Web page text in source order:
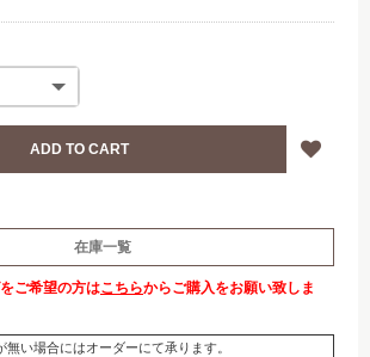
在庫一覧
ご希望の方はこちらからご購入をお願い致しま
無い場合にはオーダーにて承ります。